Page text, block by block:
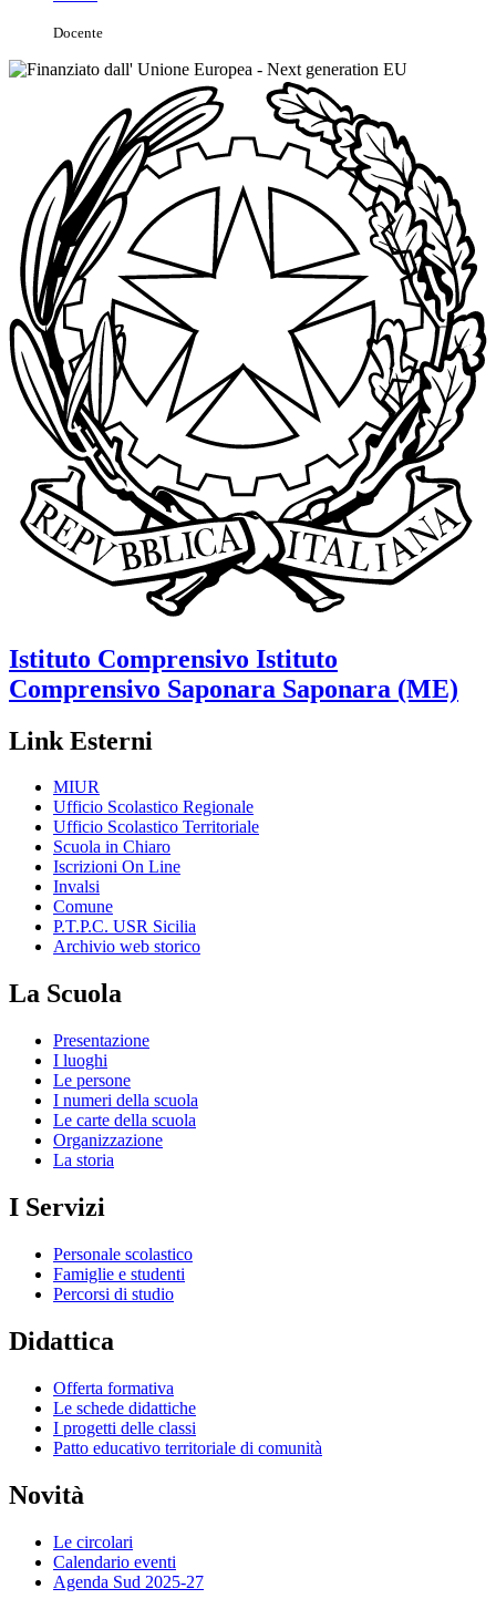
Docente
Istituto Comprensivo Istituto
Comprensivo Saponara Saponara (ME)
Link Esterni
MIUR
Ufficio Scolastico Regionale
Ufficio Scolastico Territoriale
Scuola in Chiaro
Iscrizioni On Line
Invalsi
Comune
P.T.P.C. USR Sicilia
Archivio web storico
La Scuola
Presentazione
I luoghi
Le persone
I numeri della scuola
Le carte della scuola
Organizzazione
La storia
I Servizi
Personale scolastico
Famiglie e studenti
Percorsi di studio
Didattica
Offerta formativa
Le schede didattiche
I progetti delle classi
Patto educativo territoriale di comunità
Novità
Le circolari
Calendario eventi
Agenda Sud 2025-27